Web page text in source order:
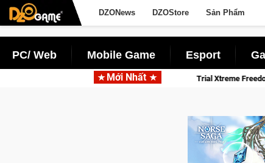
DZONews DZOStore Sản Phẩm
PC/ Web Mobile Game Esport
Mới Nhất
Trial Xtreme Freedom – Game đua xe mô tô